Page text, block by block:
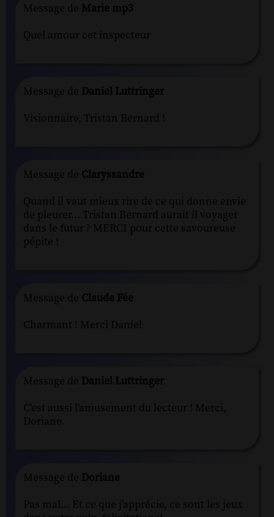
Message de Marie mp3
Quel amour cet inspecteur
Message de Daniel Luttringer
Visionnaire, Tristan Bernard !
Message de Claryssandre
Quand il vaut mieux rire de ce qui donne envie
de pleurer... Tristan Bernard aurait il voyager
dans le futur ? MERCI pour cette savoureuse
pépite !
Message de Claude Fée
Charmant ! Merci Daniel
Message de Daniel Luttringer
C'est aussi l'amusement du lecteur ! Merci,
Doriane.
Message de Doriane
Pas mal... Et ce que j'apprécie, ce sont les jeux